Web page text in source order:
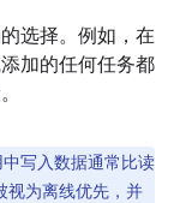
选择。例如，在
加的任何任务都
写入数据通常比读
视为离线优先，并